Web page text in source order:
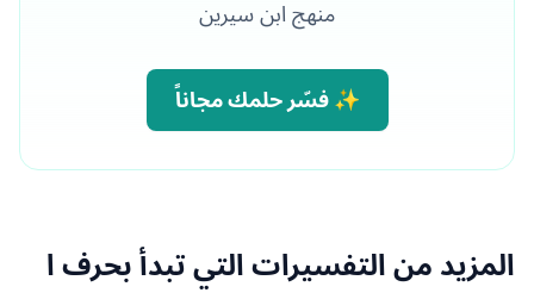
منهج ابن سيرين
✨ فسّر حلمك مجاناً
المزيد من التفسيرات التي تبدأ بحرف ا